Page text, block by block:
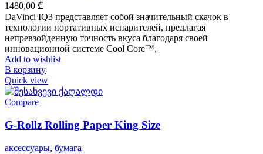
1480,00 ₾
DaVinci IQ3 представляет собой значительный скачок в
технологии портативных испарителей, предлагая
непревзойденную точность вкуса благодаря своей
инновационной системе Cool Core™,
Add to wishlist
В корзину
Quick view
Compare
G-Rollz Rolling Paper King Size
аксессуары, бумага